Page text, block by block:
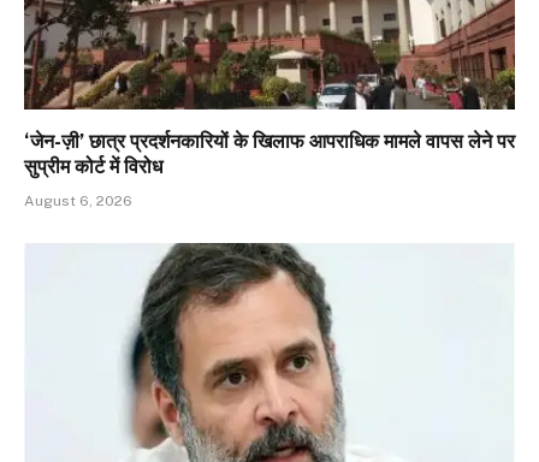
‘जेन-ज़ी’ छात्र प्रदर्शनकारियों के खिलाफ आपराधिक मामले वापस लेने पर
सुप्रीम कोर्ट में विरोध
August 6, 2026